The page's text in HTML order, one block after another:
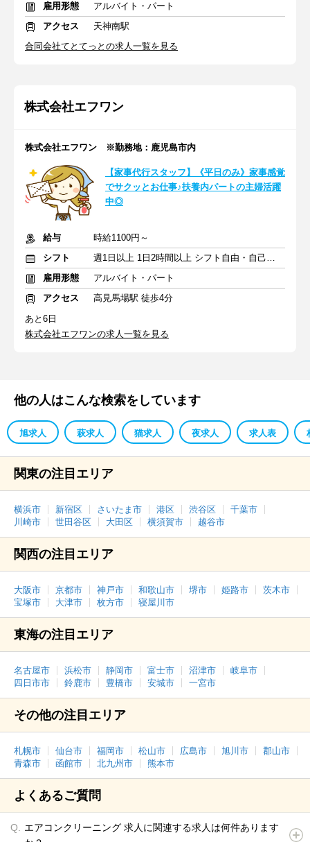
雇用形態
アルバイト・パート
アクセス
天神南駅
合同会社てとてっとの求人一覧を見る
株式会社エフワン
株式会社エフワン ※勤務地：鹿児島市内
【家事代行スタッフ】《平日のみ》家事感覚
でサクッとお仕事♪扶養内パートの主婦活躍
中◎
給与
時給1100円～
シフト
週1日以上 1日2時間以上 シフト自由・自己申告
雇用形態
アルバイト・パート
アクセス
高見馬場駅 徒歩4分
あと6日
株式会社エフワンの求人一覧を見る
他の人はこんな検索をしています
旭求人 萩求人 猫求人 夜求人 求人表
関東の注目エリア
横浜市 新宿区 さいたま市 港区 渋谷区
千葉市
川崎市
世田谷区 大田区 横須賀市 越谷市
関西の注目エリア
大阪市 京都市 神戸市 和歌山市 堺市 姫路市
茨木市
宝塚市
大津市 枚方市 寝屋川市
東海の注目エリア
名古屋市 浜松市 静岡市 富士市 沼津市
岐阜市
四日市市
鈴鹿市 豊橋市 安城市 一宮市
その他の注目エリア
札幌市 仙台市 福岡市 松山市 広島市 旭川市
郡山市
青森市
函館市 北九州市 熊本市
よくあるご質問
エアコンクリーニング 求人に関連する求人は何件あります